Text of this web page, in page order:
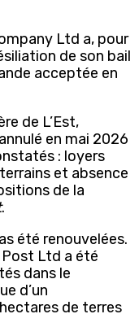
Ltd a, pour
de son bail
acceptée en
de L’Est,
en mai 2026
: loyers
et absence
de la
.
été renouvelées.
Post Ltd a été
dans le
d’un
de terres